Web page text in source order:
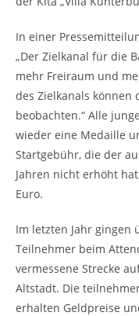
In einer
„Der Zielkanal für die
mehr Freiraum und
des Zielkanals können
beobachten.“ Alle
wieder eine Medaille
Startgebühr, die der
Jahren nicht erhöht
Euro.
Im letzten Jahr gingen
Teilnehmer beim
vermessene Strecke
Altstadt. Die
erhalten Geldpreise